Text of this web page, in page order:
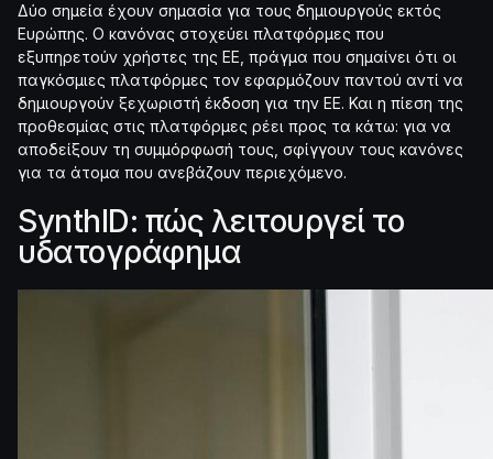
Δύο σημεία έχουν σημασία για τους δημιουργούς εκτός
Ευρώπης. Ο κανόνας στοχεύει πλατφόρμες που
εξυπηρετούν χρήστες της ΕΕ, πράγμα που σημαίνει ότι οι
παγκόσμιες πλατφόρμες τον εφαρμόζουν παντού αντί να
δημιουργούν ξεχωριστή έκδοση για την ΕΕ. Και η πίεση της
προθεσμίας στις πλατφόρμες ρέει προς τα κάτω: για να
αποδείξουν τη συμμόρφωσή τους, σφίγγουν τους κανόνες
για τα άτομα που ανεβάζουν περιεχόμενο.
SynthID: πώς λειτουργεί το
υδατογράφημα